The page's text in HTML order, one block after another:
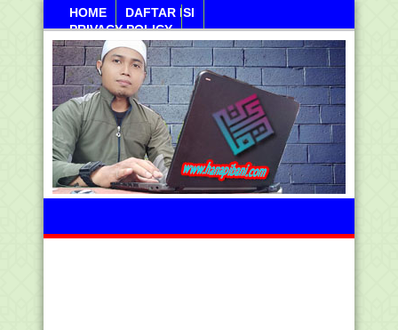
HOME
DAFTAR ISI
PRIVACY POLICY
Sanayan, 10 Agustus 2026